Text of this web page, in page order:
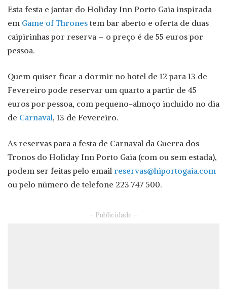
Esta festa e jantar do Holiday Inn Porto Gaia inspirada
em Game of Thronestem bar aberto e oferta de duas
caipirinhas por reserva – o preço é de 55 euros por
pessoa.
Quem quiser ficar a dormir no hotel de 12 para 13 de
Fevereiro pode reservar um quarto a partir de 45
euros por pessoa, com pequeno-almoço incluído no dia
de Carnaval, 13 de Fevereiro.
As reservas para a festa de Carnaval da Guerra dos
Tronos do Holiday Inn Porto Gaia (com ou sem estada),
podem ser feitas pelo email reservas@hiportogaia.com
ou pelo número de telefone 223 747 500.
– Publicidade –